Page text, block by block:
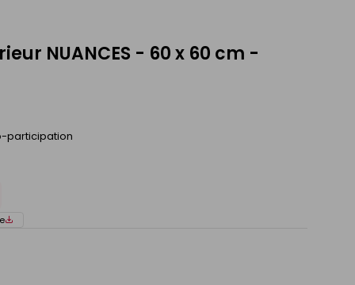
NUANCES - 60 x 60 cm -
participation